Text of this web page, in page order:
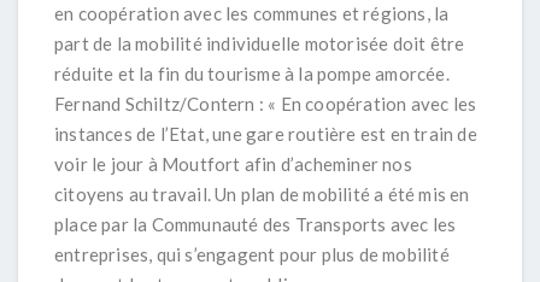
en coopération avec les communes et régions, la
part de la mobilité individuelle motorisée doit être
réduite et la fin du tourisme à la pompe amorcée.
Fernand Schiltz/Contern : « En coopération avec les
instances de l’Etat, une gare routière est en train de
voir le jour à Moutfort afin d’acheminer nos
citoyens au travail. Un plan de mobilité a été mis en
place par la Communauté des Transports avec les
entreprises, qui s’engagent pour plus de mobilité